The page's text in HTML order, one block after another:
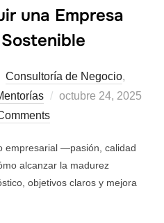
una Empresa
Consultoría de Negocio,
octubre 24, 2025
empresarial —pasión, calidad
alcanzar la madurez
objetivos claros y mejora